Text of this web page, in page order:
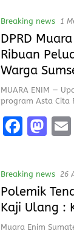
ce
b
o
o
k
o
d
o
n
Breaking news 1
DPRD
Ribuan
Warga
MUARA ENIM —
program Asta Cita
F
ce
b
o
o
M
o
d
o
Breaking news 26
Polemik
Kaji Ulang :
Muara Enim